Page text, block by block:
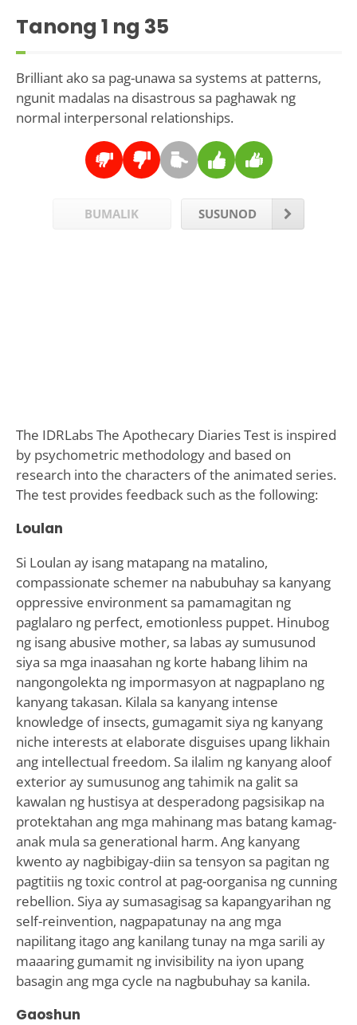
Tanong 1 ng 35
Brilliant ako sa pag-unawa sa systems at patterns,
ngunit madalas na disastrous sa paghawak ng
normal interpersonal relationships.
BUMALIK SUSUNOD
The IDRLabs The Apothecary Diaries Test is inspired
by psychometric methodology and based on
research into the characters of the animated series.
The test provides feedback such as the following:
Loulan
Si Loulan ay isang matapang na matalino,
compassionate schemer na nabubuhay sa kanyang
oppressive environment sa pamamagitan ng
paglalaro ng perfect, emotionless puppet. Hinubog
ng isang abusive mother, sa labas ay sumusunod
siya sa mga inaasahan ng korte habang lihim na
nangongolekta ng impormasyon at nagpaplano ng
kanyang takasan. Kilala sa kanyang intense
knowledge of insects, gumagamit siya ng kanyang
niche interests at elaborate disguises upang likhain
ang intellectual freedom. Sa ilalim ng kanyang aloof
exterior ay sumusunog ang tahimik na galit sa
kawalan ng hustisya at desperadong pagsisikap na
protektahan ang mga mahinang mas batang kamag-
anak mula sa generational harm. Ang kanyang
kwento ay nagbibigay-diin sa tensyon sa pagitan ng
pagtitiis ng toxic control at pag-oorganisa ng cunning
rebellion. Siya ay sumasagisag sa kapangyarihan ng
self-reinvention, nagpapatunay na ang mga
napilitang itago ang kanilang tunay na mga sarili ay
maaaring gumamit ng invisibility na iyon upang
basagin ang mga cycle na nagbubuhay sa kanila.
Gaoshun